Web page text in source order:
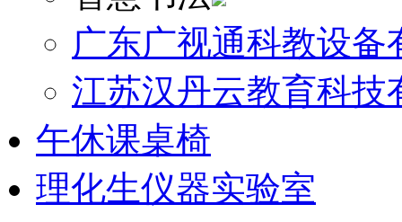
广东广视通科教设备
江苏汉丹云教育科技
午休课桌椅
理化生仪器实验室